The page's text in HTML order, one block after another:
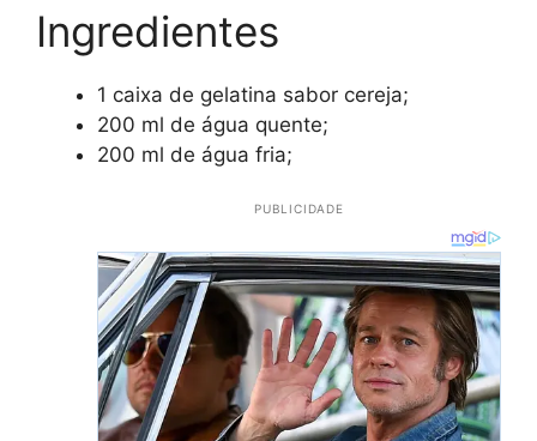
Ingredientes
1 caixa de gelatina sabor cereja;
200 ml de água quente;
200 ml de água fria;
PUBLICIDADE